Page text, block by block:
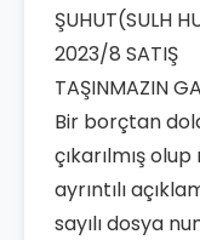
ŞUHUT(SULH
2023/8 SATIŞ
TAŞINMAZIN
Bir borçtan
çıkarılmış
ayrıntılı
sayılı dosya